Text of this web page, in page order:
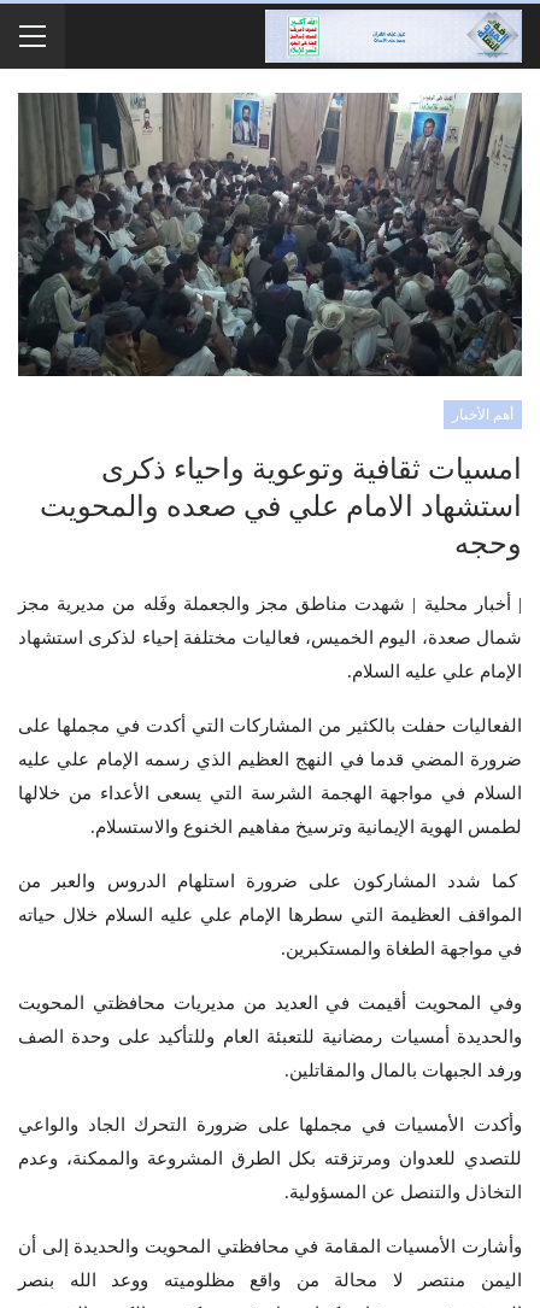
أهم الأخبار
امسيات ثقافية وتوعوية واحياء ذكرى
استشهاد الامام علي في صعده والمحويت
وحجه
| أخبار محلية | شهدت مناطق مجز والجعملة وفَله من مديرية مجز
شمال صعدة، اليوم الخميس، فعاليات مختلفة إحياء لذكرى استشهاد
الإمام علي عليه السلام.
الفعاليات حفلت بالكثير من المشاركات التي أكدت في مجملها على
ضرورة المضي قدما في النهج العظيم الذي رسمه الإمام علي عليه
السلام في مواجهة الهجمة الشرسة التي يسعى الأعداء من خلالها
لطمس الهوية الإيمانية وترسيخ مفاهيم الخنوع والاستسلام.
كما شدد المشاركون على ضرورة استلهام الدروس والعبر من
المواقف العظيمة التي سطرها الإمام علي عليه السلام خلال حياته
في مواجهة الطغاة والمستكبرين.
وفي المحويت أقيمت في العديد من مديريات محافظتي المحويت
والحديدة أمسيات رمضانية للتعبئة العام وللتأكيد على وحدة الصف
ورفد الجبهات بالمال والمقاتلين.
وأكدت الأمسيات في مجملها على ضرورة التحرك الجاد والواعي
للتصدي للعدوان ومرتزقته بكل الطرق المشروعة والممكنة، وعدم
التخاذل والتنصل عن المسؤولية.
وأشارت الأمسيات المقامة في محافظتي المحويت والحديدة إلى أن
اليمن منتصر لا محالة من واقع مظلوميته ووعد الله بنصر